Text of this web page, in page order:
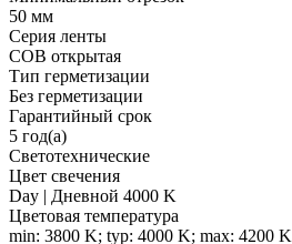
50 мм
Серия ленты
COB открытая
Тип герметизации
Без герметизации
Гарантийный срок
5 год(а)
Светотехнические
Цвет свечения
Day | Дневной 4000 K
Цветовая температура
min: 3800 K; typ: 4000 K; max: 4200 K